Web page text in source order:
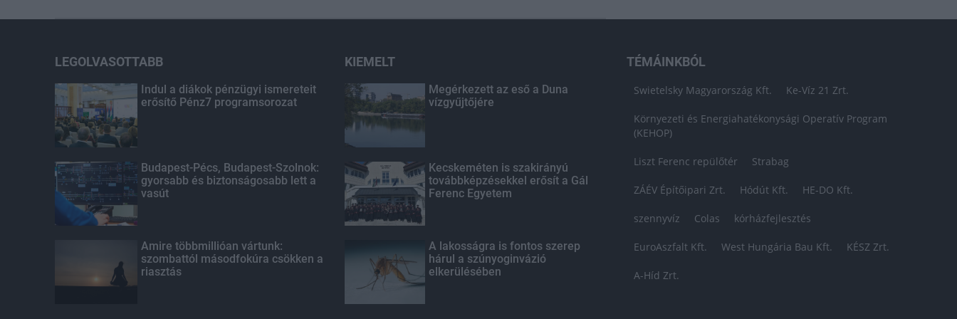
LEGOLVASOTTABB
Indul a diákok pénzügyi ismereteit
erősítő Pénz7 programsorozat
Budapest-Pécs, Budapest-Szolnok:
gyorsabb és biztonságosabb lett a
vasút
Amire többmillióan vártunk:
szombattól másodfokúra csökken a
riasztás
KIEMELT
Megérkezett az eső a Duna
vízgyűjtőjére
Kecskeméten is szakirányú
továbbképzésekkel erősít a Gál
Ferenc Egyetem
A lakosságra is fontos szerep
hárul a szúnyoginvázió
elkerülésében
TÉMÁINKBÓL
Swietelsky Magyarország Kft. Ke-Víz 21 Zrt.
Környezeti és Energiahatékonysági Operatív Program
(KEHOP)
Liszt Ferenc repülőtér Strabag
ZÁÉV Építőipari Zrt. Hódút Kft. HE-DO Kft.
szennyvíz Colas kórházfejlesztés
EuroAszfalt Kft. West Hungária Bau Kft. KÉSZ Zrt.
A-Híd Zrt.